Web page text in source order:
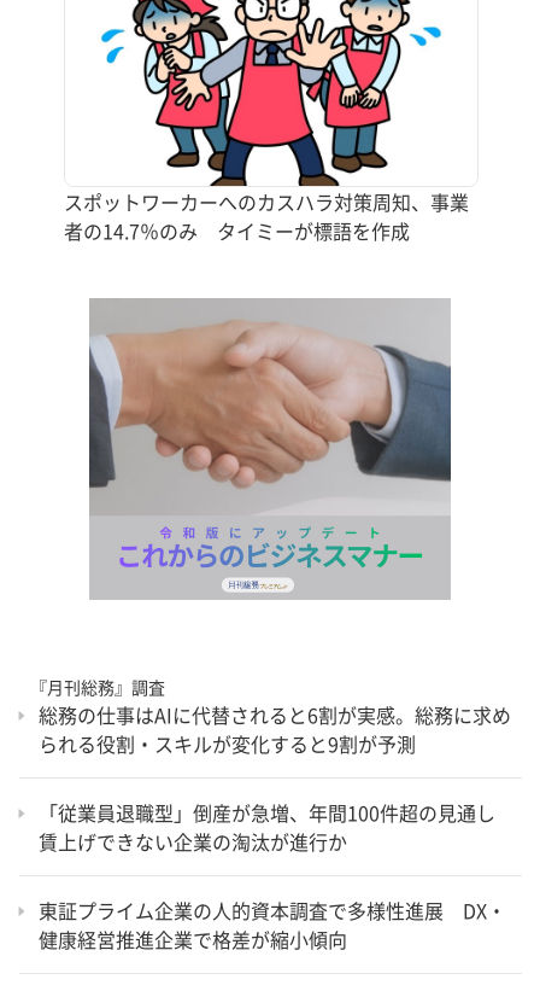
スポットワーカーへのカスハラ対策周知、事業
者の14.7％のみ タイミーが標語を作成
『月刊総務』調査
総務の仕事はAIに代替されると6割が実感。総務に求め
られる役割・スキルが変化すると9割が予測
「従業員退職型」倒産が急増、年間100件超の見通し
賃上げできない企業の淘汰が進行か
東証プライム企業の人的資本調査で多様性進展 DX・
健康経営推進企業で格差が縮小傾向